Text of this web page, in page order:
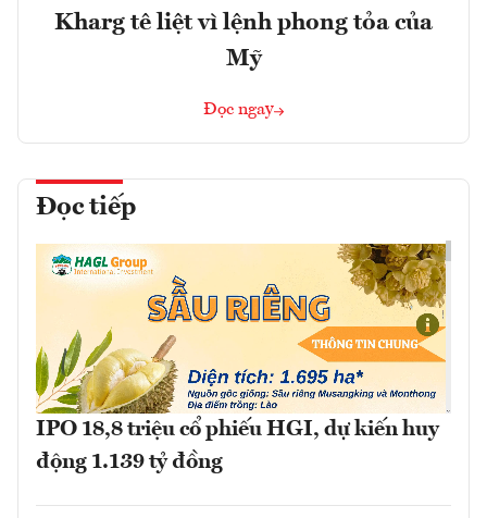
Kharg tê liệt vì lệnh phong tỏa của
Mỹ
Đọc ngay
Đọc tiếp
IPO 18,8 triệu cổ phiếu HGI, dự kiến huy
động 1.139 tỷ đồng